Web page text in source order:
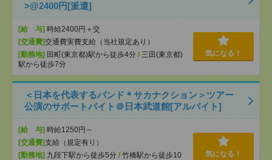
>@2400円[派遣]
[給 与] 時給2400円＋交
[交通費]交通費実費支給（当社規定あり）
[勤務地] 田町(東京都)駅から徒歩4分 / 三田(東京都)
駅から徒歩7分
気になる！
＜日本を代表するバンド＊サカナクション＞ツアー
公演のサポートバイト＠日本武道館[アルバイト]
[給 与] 時給1250円～
[交通費]支給（規定有り）
[勤務地] 九段下駅から徒歩5分 / 竹橋駅から徒歩10
気になる！